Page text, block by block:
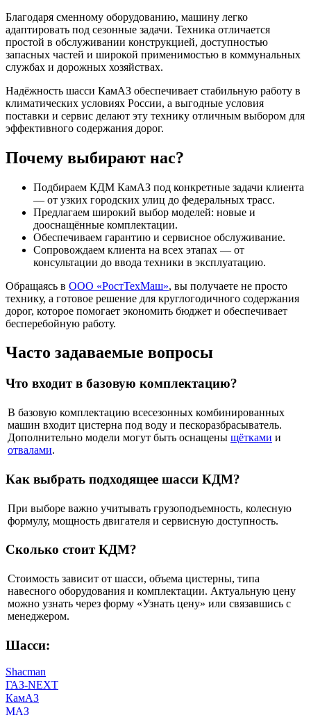
Благодаря сменному оборудованию, машину легко
адаптировать под сезонные задачи. Техника отличается
простой в обслуживании конструкцией, доступностью
запасных частей и широкой применимостью в коммунальных
службах и дорожных хозяйствах.
Надёжность шасси КамАЗ обеспечивает стабильную работу в
климатических условиях России, а выгодные условия
поставки и сервис делают эту технику отличным выбором для
эффективного содержания дорог.
Почему выбирают нас?
Подбираем КДМ КамАЗ под конкретные задачи клиента
— от узких городских улиц до федеральных трасс.
Предлагаем широкий выбор моделей: новые и
дооснащённые комплектации.
Обеспечиваем гарантию и сервисное обслуживание.
Сопровождаем клиента на всех этапах — от
консультации до ввода техники в эксплуатацию.
Обращаясь в ООО «РостТехМаш», вы получаете не просто
технику, а готовое решение для круглогодичного содержания
дорог, которое помогает экономить бюджет и обеспечивает
бесперебойную работу.
Часто задаваемые вопросы
Что входит в базовую комплектацию?
В базовую комплектацию всесезонных комбинированных
машин входит цистерна под воду и пескоразбрасыватель.
Дополнительно модели могут быть оснащены щётками и
отвалами.
Как выбрать подходящее шасси КДМ?
При выборе важно учитывать грузоподъемность, колесную
формулу, мощность двигателя и сервисную доступность.
Сколько стоит КДМ?
Стоимость зависит от шасси, объема цистерны, типа
навесного оборудования и комплектации. Актуальную цену
можно узнать через форму «Узнать цену» или связавшись с
менеджером.
Шасси:
Shacman
ГАЗ-NEXT
КамАЗ
МАЗ